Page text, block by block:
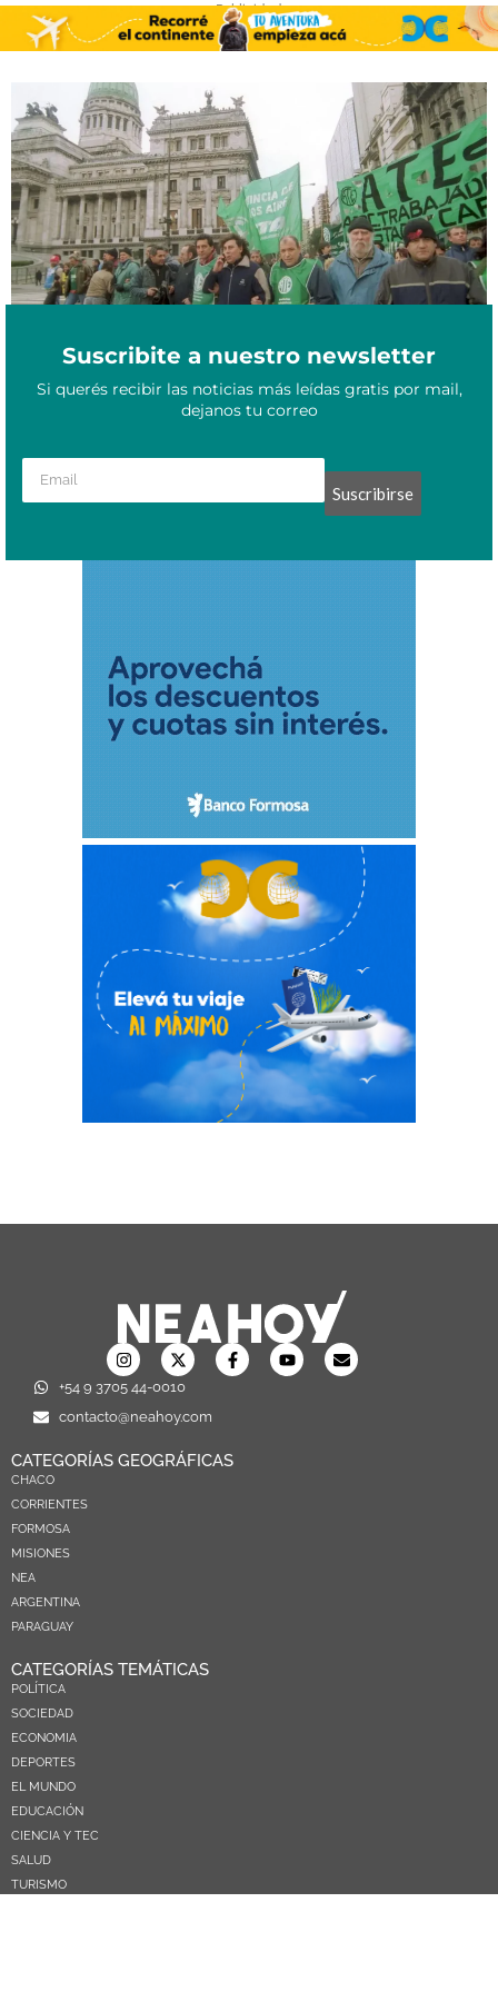
- Publicidad -
Reforma laboral de Milei: un avance acelerado con fuerte rechazo
obrero y tensiones en todo el país
Diciembre 9, 2025
Suscribite a nuestro newsletter
Si querés recibir las noticias más leídas gratis por mail,
dejanos tu correo
Suscribirse
+54 9 3705 44-0010
contacto@neahoy.com
CATEGORÍAS GEOGRÁFICAS
CHACO
CORRIENTES
FORMOSA
MISIONES
NEA
ARGENTINA
PARAGUAY
CATEGORÍAS TEMÁTICAS
POLÍTICA
SOCIEDAD
ECONOMIA
DEPORTES
EL MUNDO
EDUCACIÓN
CIENCIA Y TEC
SALUD
TURISMO